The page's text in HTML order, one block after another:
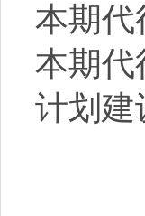
本期代
本期代
计划建